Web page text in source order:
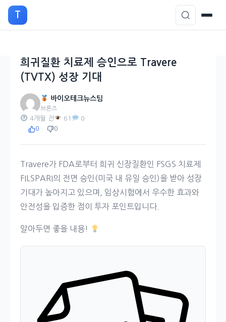
으
T
희귀질환 치료제 승인으로 Travere
(TVTX) 성장 기대
바이오테크뉴스팀
브론즈
4개월 전 61 0
0 0
Travere가 FDA로부터 희귀 신장질환인 FSGS 치료제
FILSPARI의 전면 승인(미국 내 유일 승인)을 받아 성장
기대가 높아지고 있으며, 임상시험에서 우수한 효과와
안전성을 입증한 점이 투자 포인트입니다.
알아두면 좋을 내용!